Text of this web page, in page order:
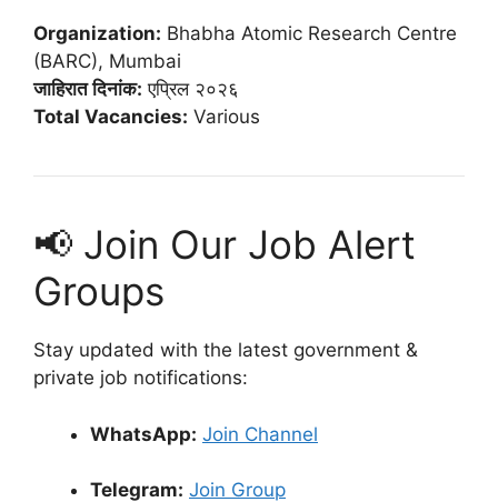
Organization: Bhabha Atomic Research Centre
(BARC), Mumbai
जाहिरात दिनांक: एप्रिल २०२६
Total Vacancies: Various
📢 Join Our Job Alert
Groups
Stay updated with the latest government &
private job notifications:
WhatsApp: Join Channel
Telegram: Join Group